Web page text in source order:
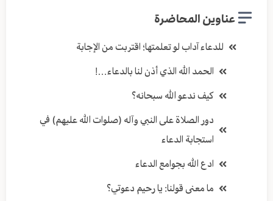
عناوين المحاضرة
للدعاء آداب لو تعلمتها؛ اقتربت من الإجابة
الحمد الله الذي أذن لنا بالدعاء…!
كيف ندعو الله سبحانه؟
دور الصلاة على النبي وآله (صلوات الله عليهم) في
استجابة الدعاء
ادع الله بجوامع الدعاء
ما معنى قولنا: يا رحيم دعوتي؟